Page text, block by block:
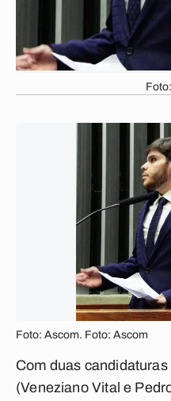
Foto: Ascom. Foto: Ascom
Com duas
(Veneziano Vital e